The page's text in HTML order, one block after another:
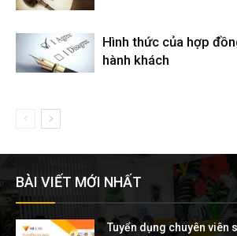
Hình thức của hợp
hành khách
BÀI VIẾT MỚI NHẤT
Tuyển dụng chuyên viên